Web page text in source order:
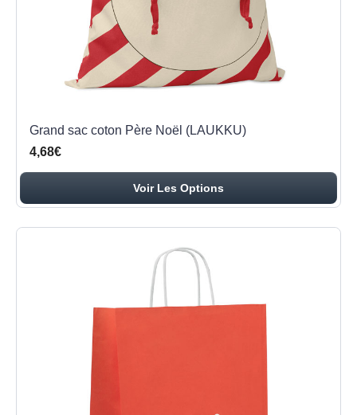
Grand sac coton Père Noël (LAUKKU)
4,68€
Voir Les Options